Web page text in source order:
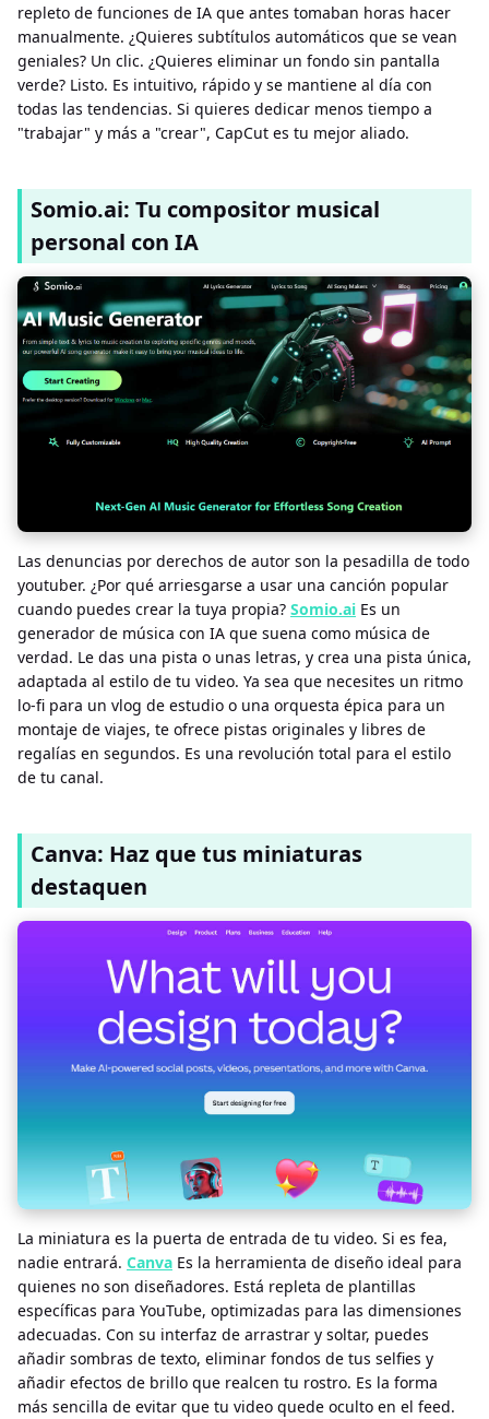
repleto de funciones de IA que antes tomaban horas hacer
manualmente. ¿Quieres subtítulos automáticos que se vean
geniales? Un clic. ¿Quieres eliminar un fondo sin pantalla
verde? Listo. Es intuitivo, rápido y se mantiene al día con
todas las tendencias. Si quieres dedicar menos tiempo a
"trabajar" y más a "crear", CapCut es tu mejor aliado.
Somio.ai: Tu compositor musical
personal con IA
Las denuncias por derechos de autor son la pesadilla de todo
youtuber. ¿Por qué arriesgarse a usar una canción popular
cuando puedes crear la tuya propia? Somio.ai Es un
generador de música con IA que suena como música de
verdad. Le das una pista o unas letras, y crea una pista única,
adaptada al estilo de tu video. Ya sea que necesites un ritmo
lo-fi para un vlog de estudio o una orquesta épica para un
montaje de viajes, te ofrece pistas originales y libres de
regalías en segundos. Es una revolución total para el estilo
de tu canal.
Canva: Haz que tus miniaturas
destaquen
La miniatura es la puerta de entrada de tu video. Si es fea,
nadie entrará. Canva Es la herramienta de diseño ideal para
quienes no son diseñadores. Está repleta de plantillas
específicas para YouTube, optimizadas para las dimensiones
adecuadas. Con su interfaz de arrastrar y soltar, puedes
añadir sombras de texto, eliminar fondos de tus selfies y
añadir efectos de brillo que realcen tu rostro. Es la forma
más sencilla de evitar que tu video quede oculto en el feed.